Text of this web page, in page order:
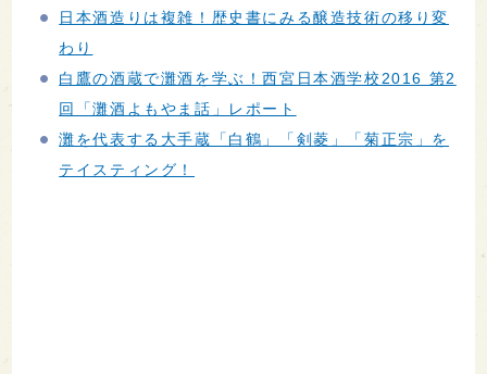
日本酒造りは複雑！歴史書にみる醸造技術の移り変
わり
白鷹の酒蔵で灘酒を学ぶ！西宮日本酒学校2016 第2
回「灘酒よもやま話」レポート
灘を代表する大手蔵「白鶴」「剣菱」「菊正宗」を
テイスティング！